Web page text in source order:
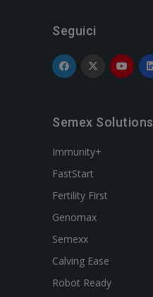
Seguici
Semex Solutions
Immunity+
FastStart
Fertility First
Genomax
Semexx
Calving Ease
Robot Ready